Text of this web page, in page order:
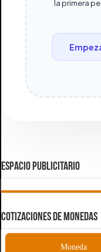
la primera
ESPACIO PUBLICITARIO
COTIZACIONES DE MONEDAS
Moneda